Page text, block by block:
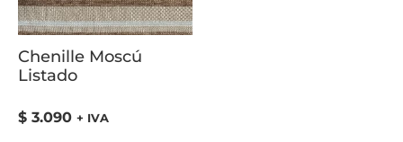
Chenille Moscú
Listado
$ 3.090 + IVA